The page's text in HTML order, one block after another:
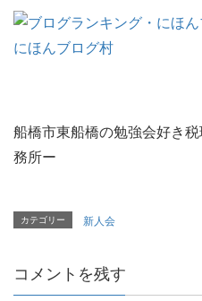
にほんブログ村
船橋市東船橋の勉強会好き
務所ー
カテゴリー 新人会
コメントを残す